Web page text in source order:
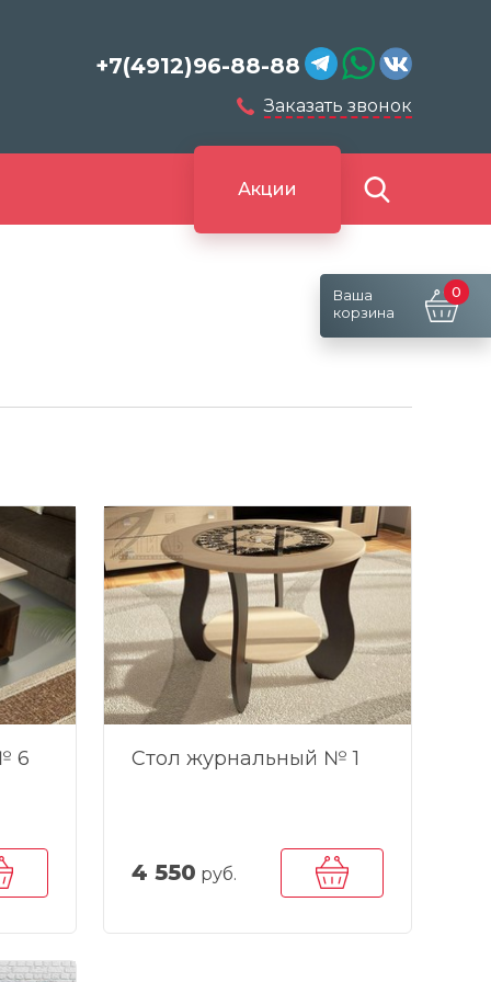
+7(4912)96-88-88
Заказать звонок
Акции
Ваша
корзина
0
6 Стол журнальный № 1
4 550 руб.